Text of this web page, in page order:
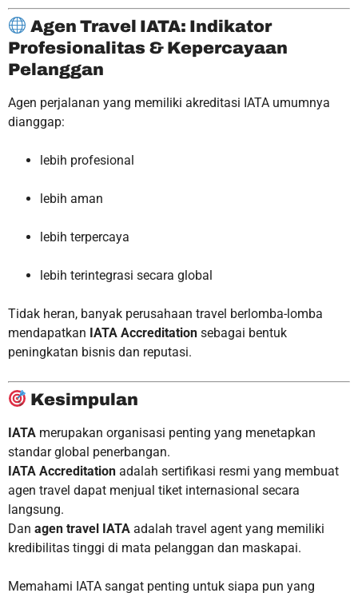
Agen Travel IATA: Indikator
Profesionalitas & Kepercayaan
Pelanggan
Agen perjalanan yang memiliki akreditasi IATA umumnya
dianggap:
lebih profesional
lebih aman
lebih terpercaya
lebih terintegrasi secara global
Tidak heran, banyak perusahaan travel berlomba-lomba
mendapatkan IATA Accreditation sebagai bentuk
peningkatan bisnis dan reputasi.
Kesimpulan
IATA merupakan organisasi penting yang menetapkan
standar global penerbangan.
IATA Accreditation adalah sertifikasi resmi yang membuat
agen travel dapat menjual tiket internasional secara
langsung.
Dan agen travel IATA adalah travel agent yang memiliki
kredibilitas tinggi di mata pelanggan dan maskapai.
Memahami IATA sangat penting untuk siapa pun yang